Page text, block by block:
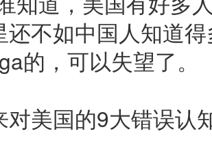
还不如中国人知道
的，可以失望了。
对美国的9大错误认